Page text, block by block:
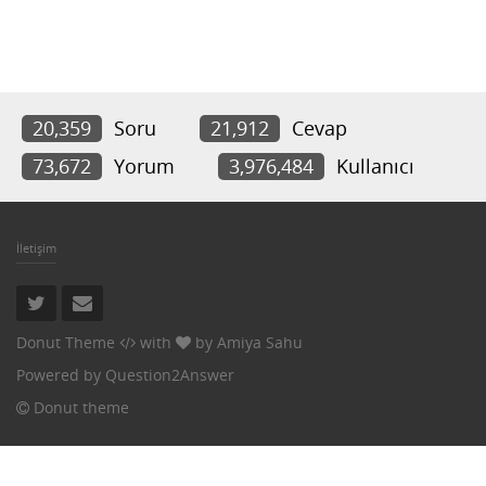
20,359 Soru 21,912
Cevap
73,672
Yorum 3,976,484 Kullanıcı
İletişim
Donut Theme with by Amiya Sahu
Powered by Question2Answer
Donut theme